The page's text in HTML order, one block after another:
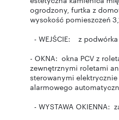
ogrodzony, furtka z
wysokość pomieszczeń
- WEJŚCIE: z podwórka
- OKNA: okna PCV z
zewnętrznymi roletami
sterowanymi elektrycznie
alarmowego
- WYSTAWA OKIENNA: